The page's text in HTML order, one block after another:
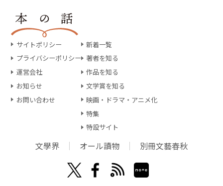
サイトポリシー
プライバシーポリシー
運営会社
お知らせ
お問い合わせ
新着一覧
著者を知る
作品を知る
文学賞を知る
映画・ドラマ・アニメ化
特集
特設サイト
文學界 オール讀物 別冊文藝春秋